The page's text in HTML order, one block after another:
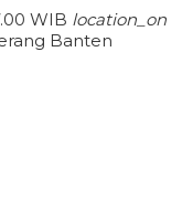
WIB location_on
Banten